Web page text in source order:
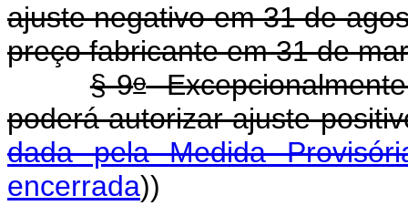
ajuste negativo em 31 de
preço fabricante em 31 de
§ 9o
poderá autorizar ajuste
dada pela Medida
encerrada))